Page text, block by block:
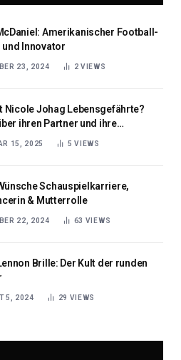
Amerikanischer Football-
und Innovator
23, 2024 2VIEWS
Nicole Johag Lebensgefährte?
ihren Partner und ihre
15, 2025 5VIEWS
Schauspielkarriere,
& Mutterrolle
22, 2024 63 VIEWS
Brille: Der Kult der runden
5, 2024 29 VIEWS